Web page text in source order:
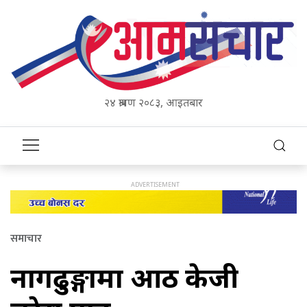
२४ श्रावण २०८३, आइतबार
समाचार
नागढुङ्गामा आठ केजी